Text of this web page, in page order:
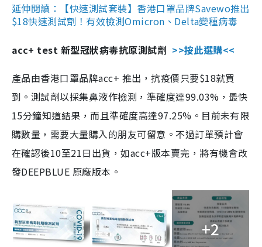
延伸閱讀：【快速測試套裝】香港口罩品牌Savewo推出
$18快速測試劑！有效檢測Omicron、Delta變種病毒
acc+ test 新型冠狀病毒抗原測試劑 >>按此選購<<
產品由香港口罩品牌acc+ 推出，抗疫價只要$18就買
到。測試劑以採集鼻液作檢測，準確度達99.03%，最快
15分鐘知道結果，而且準確度高達97.25%。目前未有限
購數量，需要大量購入的朋友可留意。不過訂單預計會
在確認後10至21日出貨，如acc+版本賣完，將有機會改
發DEEPBLUE 原廠版本。
+2